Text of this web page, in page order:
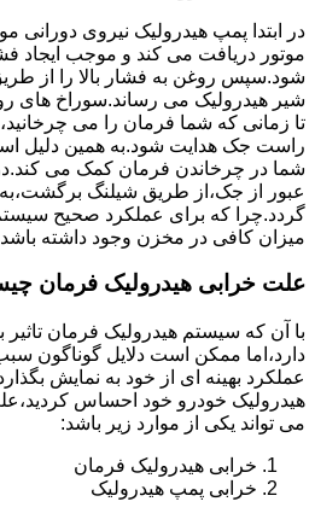
در ابتدا پمپ هیدرولیک نیروی دورانی
موتور دریافت می کند و موجب ایجاد
شود.سپس روغن به فشار بالا را از
شیر هیدرولیک می رساند.سوراخ های
تا زمانی که شما فرمان را می
راست جک هدایت شود.به همین دلیل
شما در چرخاندن فرمان کمک می
عبور از جک،از طریق شیلنگ
گردد.چرا که برای عملکرد صحیح
میزان کافی در مخزن وجود داشته
علت خرابی هیدرولیک فرمان
با آن که سیستم هیدرولیک فرمان
دارد،اما ممکن است دلایل گوناگون
عملکرد بهینه ای از خود به نمایش
هیدرولیک خودرو خود احساس
می تواند یکی از موارد زیر باشد:
خرابی هیدرولیک فرمان
خرابی پمپ هیدرولیک